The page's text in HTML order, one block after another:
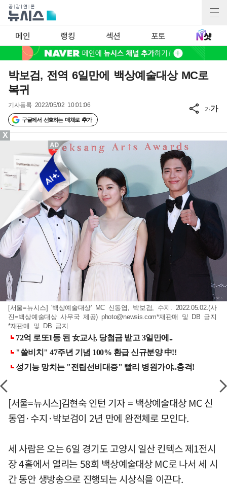
메인 랭킹 섹션 포토
박보검, 전역 6일만에 백상예술대상 MC로
복귀
기사등록 2022/05/02 10:01:06
구글에서 선호하는 매체로 추가
가가
[서울=뉴시스] '백상예술대상' MC 신동엽, 박보검, 수지. 2022.05.02.(사
진=백상예술대상 사무국 제공) photo@newsis.com*재판매 및 DB 금지
*재판매 및 DB 금지
[서울=뉴시스]김현숙 인턴 기자 = 백상예술대상 MC 신
동엽·수지·박보검이 2년 만에 완전체로 모인다.
세 사람은 오는 6일 경기도 고양시 일산 킨텍스 제1전시
장 4홀에서 열리는 58회 백상예술대상 MC로 나서 세 시
간 동안 생방송으로 진행되는 시상식을 이끈다.
X